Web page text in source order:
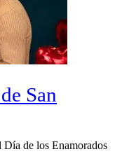
San
de los Enamorados